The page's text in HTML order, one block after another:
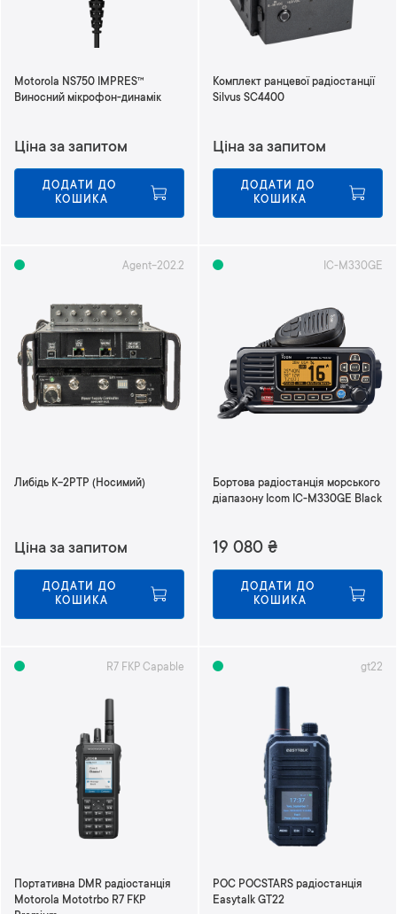
Motorola NS750 IMPRES™
Виносний мікрофон-динамік
Ціна за запитом
ДОДАТИ ДО
КОШИКА
Комплект ранцевої радіостанції
Silvus SC4400
Ціна за запитом
ДОДАТИ ДО
КОШИКА
Agent-202.2
Либідь К-2РТР (Носимий)
Ціна за запитом
ДОДАТИ ДО
КОШИКА
IC-M330GE
Бортова радіостанція морського
діапазону Icom IC-M330GE Black
19 080 ₴
ДОДАТИ ДО
КОШИКА
R7 FKP Capable
Портативна DMR радіостанція
Motorola Mototrbo R7 FKP
gt22
POC POCSTARS радіостанція
Easytalk GT22